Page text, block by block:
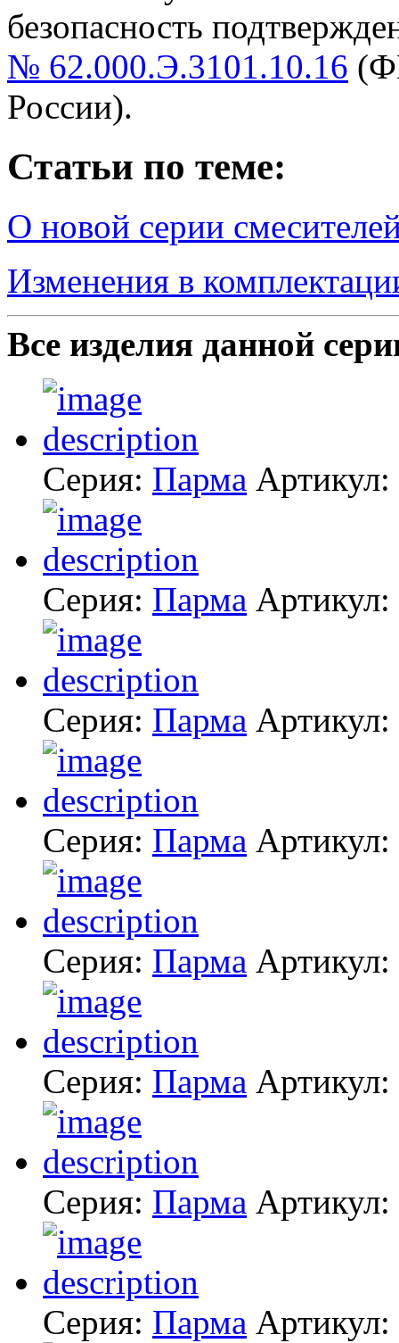
безопасность
№ 62.000.Э.3101.10.16
России).
Статьи по теме:
О новой серии
Изменения в
Все изделия данной
Серия: Парма Артикул:
Серия: Парма Артикул:
Серия: Парма Артикул:
Серия: Парма Артикул:
Серия: Парма Артикул:
Серия: Парма Артикул:
Серия: Парма Артикул:
Серия: Парма Артикул: